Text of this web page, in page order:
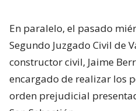
En paralelo, el pasado
Segundo Juzgado Civil de
constructor civil, Jaime
encargado de realizar los
orden prejudicial